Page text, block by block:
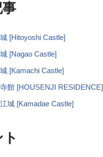
[Hitoyoshi Castle]
[Nagao Castle]
[Kamachi Castle]
館 [HOUSENJI RESIDENCE]
城 [Kamadae Castle]